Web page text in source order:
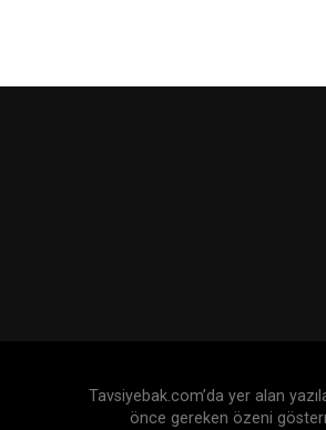
Tavsiyebak.com’da yer alan
önce gereken özeni